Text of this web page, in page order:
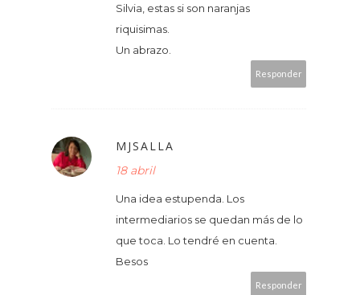
Silvia, estas si son naranjas
riquisimas.
Un abrazo.
Responder
MJSALLA
18 abril
Una idea estupenda. Los
intermediarios se quedan más de lo
que toca. Lo tendré en cuenta.
Besos
Responder